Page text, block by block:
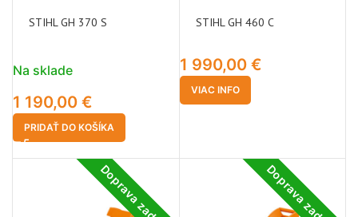
STIHL GH 370 S
Na sklade
1 190,00 €
PRIDAŤ DO KOŠÍKA
STIHL GH 460 C
1 990,00 €
VIAC INFO